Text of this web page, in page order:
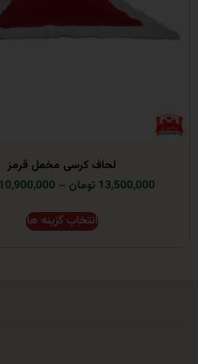
لحاف کرسی مخمل قرمز
13,500,000 تومان
–
انتخاب گزینه ها